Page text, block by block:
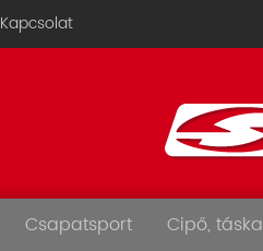
Kapcsolat
Csapatsport Cipő, táska